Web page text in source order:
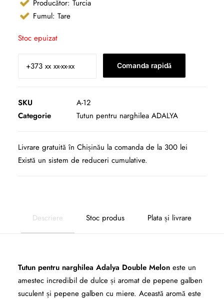
Producător: Turcia
Fumul: Tare
Stoc epuizat
Comanda rapidă
SKU
A-12
Categorie
Tutun pentru narghilea ADALYA
Livrare gratuită în Chișinău la comanda de la 300 lei
Există un sistem de reduceri cumulative.
Descriere Stoc produs Plata și livrare
Tutun pentru narghilea Adalya Double Melon este un
amestec incredibil de dulce și aromat de pepene galben
suculent și pepene galben cu miere. Această aromă este